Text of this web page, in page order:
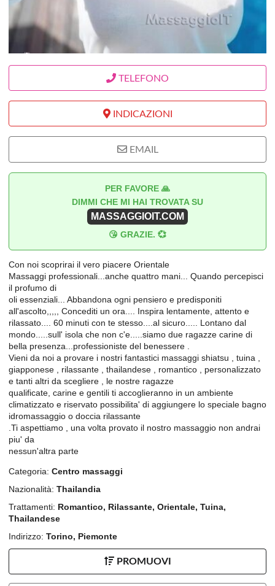
TELEFONO
INDICAZIONI
EMAIL
PER FAVORE 🙏
DIMMI CHE MI HAI TROVATA SU
MASSAGGIOIT.COM
😘 GRAZIE. 💞
Con noi scoprirai il vero piacere Orientale
Massaggi professionali...anche quattro mani... Quando percepisci
il profumo di
oli essenziali... Abbandona ogni pensiero e predisponiti
all'ascolto,,,,, Concediti un ora.... Inspira lentamente, attento e
rilassato.... 60 minuti con te stesso....al sicuro..... Lontano dal
mondo.....sull' isola che non c'e.....siamo due ragazze carine di
bella presenza...professioniste del benessere .
Vieni da noi a provare i nostri fantastici massaggi shiatsu , tuina ,
giapponese , rilassante , thailandese , romantico , personalizzato
e tanti altri da scegliere , le nostre ragazze
qualificate, carine e gentili ti accoglieranno in un ambiente
climatizzato e riservato possibilita' di aggiungere lo speciale bagno
idromassaggio o doccia rilassante
.Ti aspettiamo , una volta provato il nostro massaggio non andrai
piu' da
nessun'altra parte
Categoria: Centro massaggi
Nazionalità: Thailandia
Trattamenti: Romantico, Rilassante, Orientale, Tuina,
Thailandese
Indirizzo: Torino, Piemonte
PROMUOVI